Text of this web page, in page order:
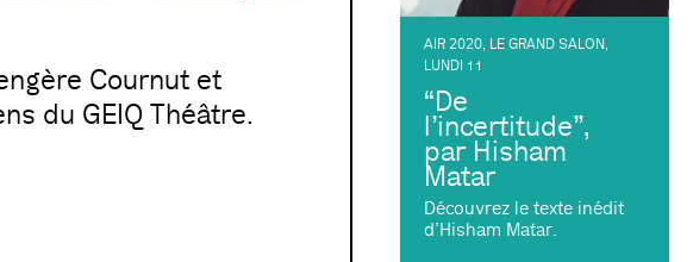
Cournut et
du GEIQ Théâtre.
AIR 2020, LE GRAND SALON,
LUNDI 11
“De
l’incertitude”,
par Hisham
Matar
Découvrez le texte inédit
d’Hisham Matar.